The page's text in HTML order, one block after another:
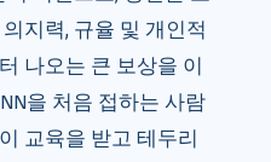
지력, 규율 및 개인적
나오는 큰 보상을 이
을 처음 접하는 사람
교육을 받고 테두리